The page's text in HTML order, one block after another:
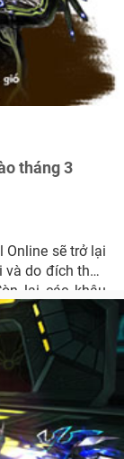
tháng 3
Online sẽ trở lại
do đích thân
lại các khâu
ty Asiasoft
hack game ở